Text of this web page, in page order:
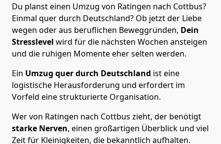
Du planst einen Umzug von Ratingen nach Cottbus?
Einmal quer durch Deutschland? Ob jetzt der Liebe
wegen oder aus beruflichen Beweggründen, Dein
Stresslevel wird für die nächsten Wochen ansteigen
und die ruhigen Momente eher selten werden.
Ein Umzug quer durch Deutschland ist eine
logistische Herausforderung und erfordert im
Vorfeld eine strukturierte Organisation.
Wer von Ratingen nach Cottbus zieht, der benötigt
starke Nerven, einen großartigen Überblick und viel
Zeit für Kleinigkeiten, die bekanntlich aufhalten.